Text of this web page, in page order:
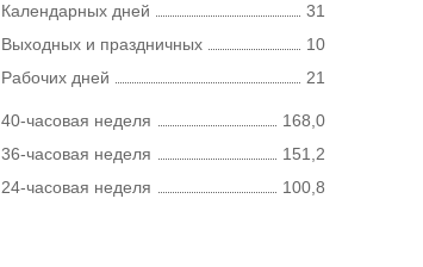
Календарных дней
31
Выходных и праздничных
10
Рабочих дней
21
40-часовая неделя
168,0
36-часовая неделя
151,2
24-часовая неделя
100,8